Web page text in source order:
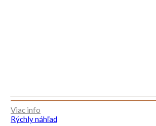
Viac info
Rýchly náhľad